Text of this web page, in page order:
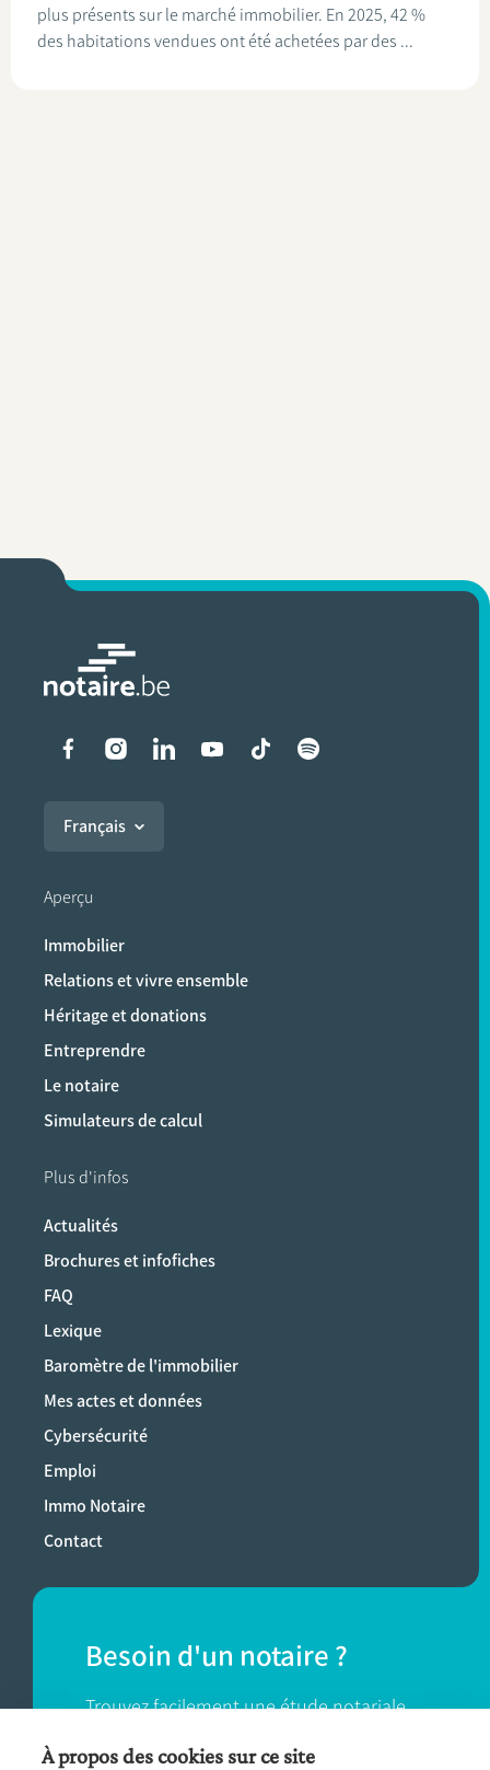
plus présents sur le marché immobilier. En 2025, 42 %
des habitations vendues ont été achetées par des ...
Liens vers les réseaux
Français
Aperçu
Immobilier
Relations et vivre ensemble
Héritage et donations
Entreprendre
Le notaire
Simulateurs de calcul
Plus d'infos
Actualités
Brochures et infofiches
FAQ
Lexique
Baromètre de l'immobilier
Mes actes et données
Cybersécurité
Emploi
Immo Notaire
Contact
Besoin d'un notaire ?
Trouvez facilement une étude notariale
près de chez vous.
À propos des cookies sur ce site